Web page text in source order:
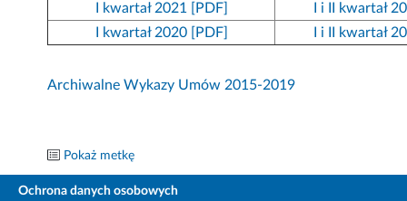
I kwartał 2021 [PDF]
I i II kwartał
I kwartał 2020 [PDF]
I i II kwartał
Archiwalne Wykazy Umów 2015-2019
Pokaż metkę
Ochrona danych osobowych